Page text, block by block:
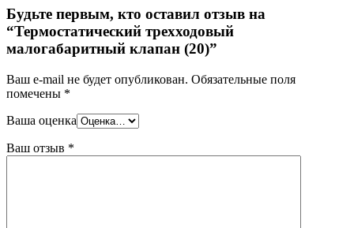
Будьте первым, кто оставил отзыв на
“Термостатический трехходовый
малогабаритный клапан (20)”
Ваш e-mail не будет опубликован. Обязательные поля
помечены *
Ваша оценка
Ваш отзыв *